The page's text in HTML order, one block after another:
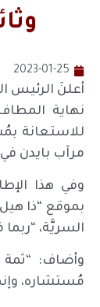
2023-01-25
أعلنَ الرئيس
نهاية
للاستعانة
مرآب بايدن في
وفي هذا
بموقع “ذا
السريَّة،
وأضاف: “ثمة
مُستشاره،